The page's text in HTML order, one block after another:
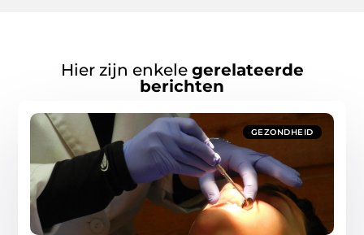
Hier zijn enkele gerelateerde
berichten
GEZONDHEID